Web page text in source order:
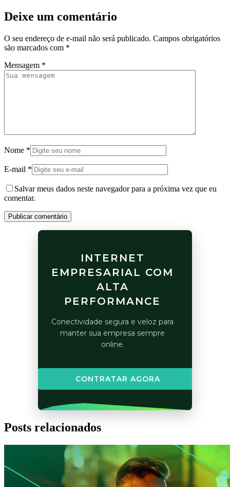
Deixe um comentário
O seu endereço de e-mail não será publicado. Campos obrigatórios
são marcados com *
Mensagem *
Nome *
E-mail *
Salvar meus dados neste navegador para a próxima vez que eu
comentar.
Publicar comentário
INTERNET
EMPRESARIAL COM
ALTA
PERFORMANCE
Conectividade segura e veloz para
manter sua empresa sempre
online.
CONTRATAR AGORA
Posts relacionados